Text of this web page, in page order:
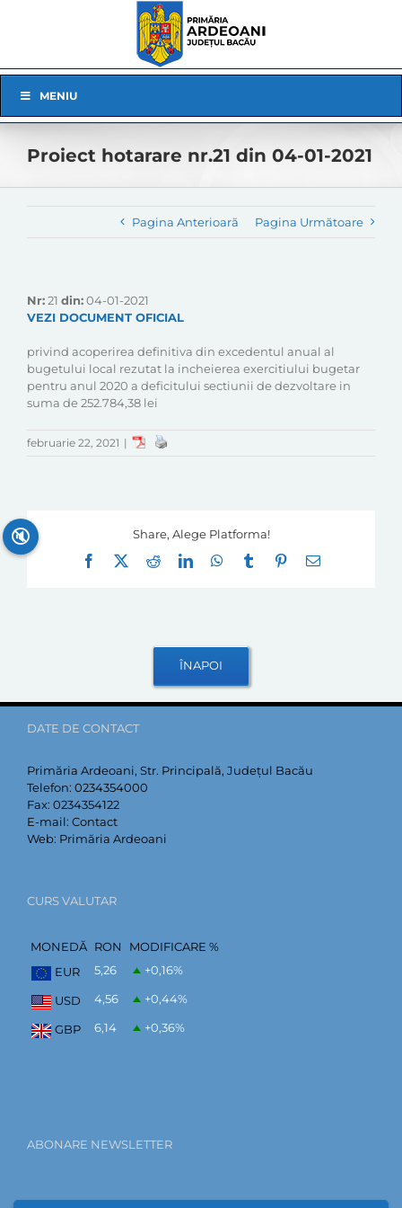
Navigation
MENIU
Proiect hotarare nr.21 din 04-01-2021
Pagina Anterioară Pagina Următoare
Nr:21 din:04-01-2021
VEZI DOCUMENT OFICIAL
privind acoperirea definitiva din excedentul anual al
bugetului local rezutat la incheierea exercitiului bugetar
pentru anul 2020 a deficitului sectiunii de dezvoltare in
suma de 252.784,38 lei
februarie 22, 2021 |
Share, Alege Platforma!
Facebook
RedditLinkedInWhatsApp
Tumblr Pinterest
E-
DATE DE CONTACT
Primăria Ardeoani, Str. Principală, Județul Bacău
Telefon: 0234354000
Fax: 0234354122
E-mail: Contact
Web: Primăria Ardeoani
CURS VALUTAR
MONEDĂ RON
MODIFICARE %
EUR
5,26 +0,16%
USD 4,56 +0,44%
GBP 6,14 +0,36%
ABONARE NEWSLETTER
🔇